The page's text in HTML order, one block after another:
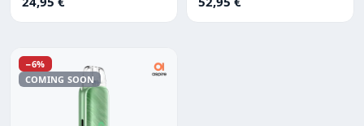
Rabatt
−6%
COMING SOON